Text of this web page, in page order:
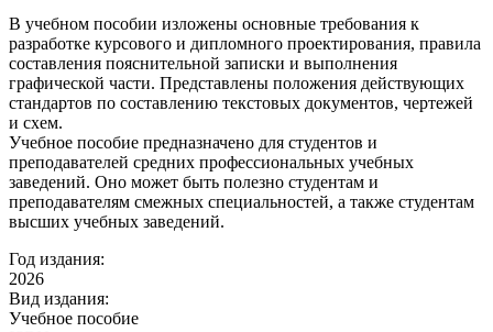
В учебном пособии изложены основные требования к
разработке курсового и дипломного проектирования, правила
составления пояснительной записки и выполнения
графической части. Представлены положения действующих
стандартов по составлению текстовых документов, чертежей
и схем.
Учебное пособие предназначено для студентов и
преподавателей средних профессиональных учебных
заведений. Оно может быть полезно студентам и
преподавателям смежных специальностей, а также студентам
высших учебных заведений.
Год издания:
2026
Вид издания:
Учебное пособие